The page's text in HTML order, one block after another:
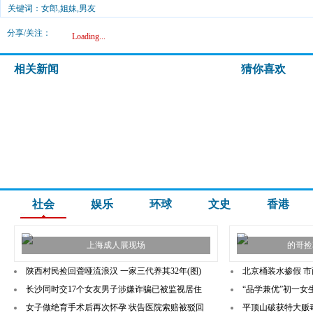
关键词：女郎,姐妹,男友
分享/关注： Loading...
相关新闻 猜你喜欢
社会 娱乐 环球 文史 香港
上海成人展现场 的哥
陕西村民捡回聋哑流浪汉 一家三代养其32年(图)
长沙同时交17个女友男子涉嫌诈骗已被监视居住
女子做绝育手术后再次怀孕 状告医院索赔被驳回
北京桶装水掺假
“品学兼优”初一女
平顶山破获特大贩